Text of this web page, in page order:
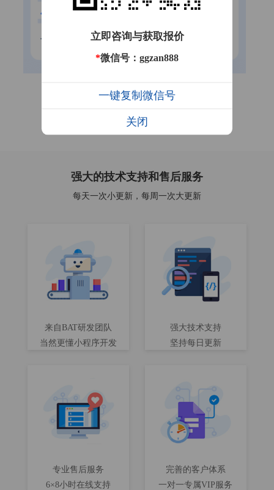
强大的技术支持和售后服务
每天一次小更新，每周一次大更新
来自BAT研发团队
当然更懂小程序开发
强大技术支持
坚持每日更新
专业售后服务
6×8小时在线支持
完善的客户体系
一对一专属VIP服务
立即咨询与获取报价
*微信号：ggzan888
一键复制微信号
关闭